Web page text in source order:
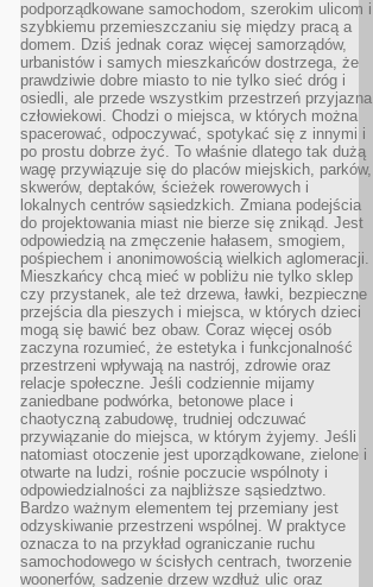
podporządkowane samochodom, szerokim ulicom i
szybkiemu przemieszczaniu się między pracą a
domem. Dziś jednak coraz więcej samorządów,
urbanistów i samych mieszkańców dostrzega, że
prawdziwie dobre miasto to nie tylko sieć dróg i
osiedli, ale przede wszystkim przestrzeń przyjazna
człowiekowi. Chodzi o miejsca, w których można
spacerować, odpoczywać, spotykać się z innymi i
po prostu dobrze żyć. To właśnie dlatego tak dużą
wagę przywiązuje się do placów miejskich, parków,
skwerów, deptaków, ścieżek rowerowych i
lokalnych centrów sąsiedzkich. Zmiana podejścia
do projektowania miast nie bierze się znikąd. Jest
odpowiedzią na zmęczenie hałasem, smogiem,
pośpiechem i anonimowością wielkich aglomeracji.
Mieszkańcy chcą mieć w pobliżu nie tylko sklep
czy przystanek, ale też drzewa, ławki, bezpieczne
przejścia dla pieszych i miejsca, w których dzieci
mogą się bawić bez obaw. Coraz więcej osób
zaczyna rozumieć, że estetyka i funkcjonalność
przestrzeni wpływają na nastrój, zdrowie oraz
relacje społeczne. Jeśli codziennie mijamy
zaniedbane podwórka, betonowe place i
chaotyczną zabudowę, trudniej odczuwać
przywiązanie do miejsca, w którym żyjemy. Jeśli
natomiast otoczenie jest uporządkowane, zielone i
otwarte na ludzi, rośnie poczucie wspólnoty i
odpowiedzialności za najbliższe sąsiedztwo.
Bardzo ważnym elementem tej przemiany jest
odzyskiwanie przestrzeni wspólnej. W praktyce
oznacza to na przykład ograniczanie ruchu
samochodowego w ścisłych centrach, tworzenie
woonerfów, sadzenie drzew wzdłuż ulic oraz